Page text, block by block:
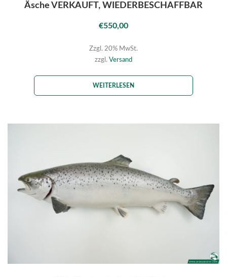
Äsche VERKAUFT, WIEDERBESCHAFFBAR
€550,00
Zzgl. 20% MwSt.
zzgl. Versand
WEITERLESEN